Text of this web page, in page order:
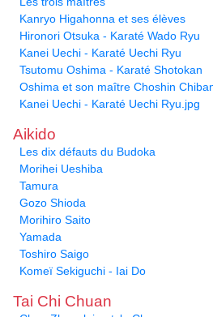
Kanryo Higahonna et ses élèves
Hironori Otsuka - Karaté Wado Ryu
Kanei Uechi - Karaté Uechi Ryu
Tsutomu Oshima - Karaté Shotokan
Oshima et son maître Choshin
Kanei Uechi - Karaté Uechi Ryu.jpg
Aikido
Les dix défauts du Budoka
Morihei Ueshiba
Tamura
Gozo Shioda
Morihiro Saito
Yamada
Toshiro Saigo
Komeï Sekiguchi - Iai Do
Tai Chi Chuan